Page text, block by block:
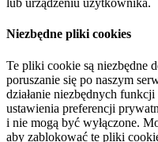
lub urządzeniu użytkownika.
Niezbędne pliki cookies
Te pliki cookie są niezbędne
poruszanie się po naszym
działanie niezbędnych
ustawienia preferencji
i nie mogą być wyłączone.
aby zablokować te pliki